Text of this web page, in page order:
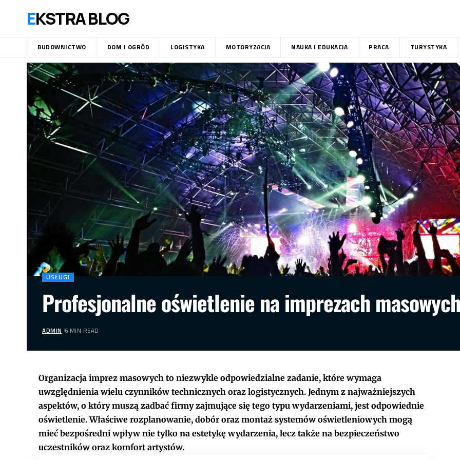
EKSTRA BLOG
BUDOWNICTWO DOM I OGRÓD LOGISTYKA MOTORYZACJA NAUKA I EDUKACJA PRACA TURYSTYKA
USŁUGI
Profesjonalne oświetlenie na imprezach masowych
ADMIN 6 MIN READ
Organizacja imprez masowych to niezwykle odpowiedzialne zadanie, które wymaga
uwzględnienia wielu czynników technicznych oraz logistycznych. Jednym z najważniejszych
aspektów, o który muszą zadbać firmy zajmujące się tego typu wydarzeniami, jest odpowiednie
oświetlenie. Właściwe rozplanowanie, dobór oraz montaż systemów oświetleniowych mogą
mieć bezpośredni wpływ nie tylko na estetykę wydarzenia, lecz także na bezpieczeństwo
uczestników oraz komfort artystów.